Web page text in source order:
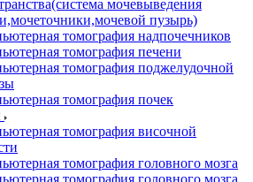
мочевыведения
пузырь)
томография надпочечников
томография печени
томография поджелудочной
томография почек
томография височной
томография головного мозга
томография головного мозга